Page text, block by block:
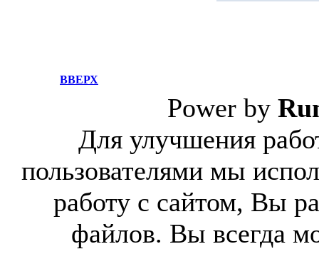
ВВЕРХ
Power by
Для улучшения
пользователями мы
работу с сайтом, Вы
файлов. Вы всегда